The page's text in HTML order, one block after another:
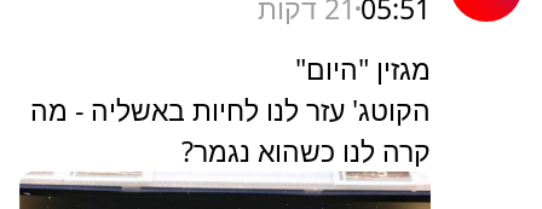
05:51 21 דקות
מגזין "היום"
הקוטג' עזר לנו לחיות באשליה - מה
קרה לנו כשהוא נגמר?